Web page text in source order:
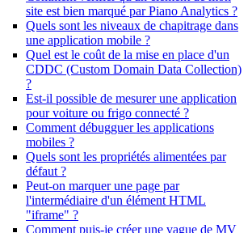
site est bien marqué par Piano Analytics ?
Quels sont les niveaux de chapitrage dans
une application mobile ?
Quel est le coût de la mise en place d'un
CDDC (Custom Domain Data Collection)
?
Est-il possible de mesurer une application
pour voiture ou frigo connecté ?
Comment débugguer les applications
mobiles ?
Quels sont les propriétés alimentées par
défaut ?
Peut-on marquer une page par
l'intermédiaire d'un élément HTML
"iframe" ?
Comment puis-je créer une vague de MV